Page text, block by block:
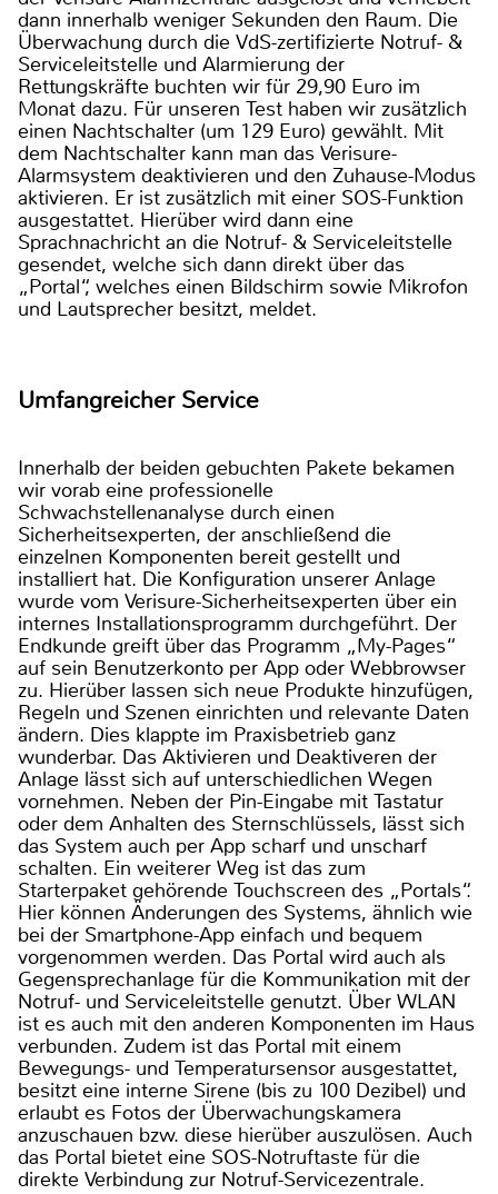
dann innerhalb weniger Sekunden den Raum. Die
Überwachung durch die VdS-zertifizierte Notruf- &
Serviceleitstelle und Alarmierung der
Rettungskräfte buchten wir für 29,90 Euro im
Monat dazu. Für unseren Test haben wir zusätzlich
einen Nachtschalter (um 129 Euro) gewählt. Mit
dem Nachtschalter kann man das Verisure-
Alarmsystem deaktivieren und den Zuhause-Modus
aktivieren. Er ist zusätzlich mit einer SOS-Funktion
ausgestattet. Hierüber wird dann eine
Sprachnachricht an die Notruf- & Serviceleitstelle
gesendet, welche sich dann direkt über das
„Portal“, welches einen Bildschirm sowie Mikrofon
und Lautsprecher besitzt, meldet.
Umfangreicher Service
Innerhalb der beiden gebuchten Pakete bekamen
wir vorab eine professionelle
Schwachstellenanalyse durch einen
Sicherheitsexperten, der anschließend die
einzelnen Komponenten bereit gestellt und
installiert hat. Die Konfiguration unserer Anlage
wurde vom Verisure-Sicherheitsexperten über ein
internes Installationsprogramm durchgeführt. Der
Endkunde greift über das Programm „My-Pages“
auf sein Benutzerkonto per App oder Webbrowser
zu. Hierüber lassen sich neue Produkte hinzufügen,
Regeln und Szenen einrichten und relevante Daten
ändern. Dies klappte im Praxisbetrieb ganz
wunderbar. Das Aktivieren und Deaktiveren der
Anlage lässt sich auf unterschiedlichen Wegen
vornehmen. Neben der Pin-Eingabe mit Tastatur
oder dem Anhalten des Sternschlüssels, lässt sich
das System auch per App scharf und unscharf
schalten. Ein weiterer Weg ist das zum
Starterpaket gehörende Touchscreen des „Portals“.
Hier können Änderungen des Systems, ähnlich wie
bei der Smartphone-App einfach und bequem
vorgenommen werden. Das Portal wird auch als
Gegensprechanlage für die Kommunikation mit der
Notruf- und Serviceleitstelle genutzt. Über WLAN
ist es auch mit den anderen Komponenten im Haus
verbunden. Zudem ist das Portal mit einem
Bewegungs- und Temperatursensor ausgestattet,
besitzt eine interne Sirene (bis zu 100 Dezibel) und
erlaubt es Fotos der Überwachungskamera
anzuschauen bzw. diese hierüber auszulösen. Auch
das Portal bietet eine SOS-Notruftaste für die
direkte Verbindung zur Notruf-Servicezentrale.